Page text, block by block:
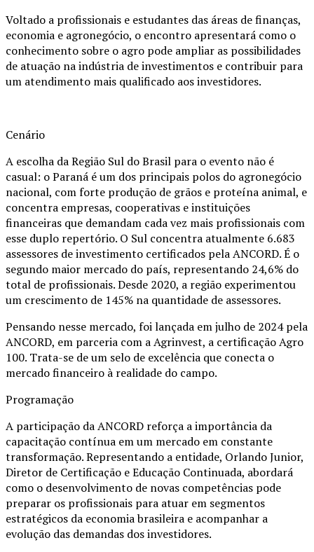
Voltado a profissionais e estudantes das áreas de finanças,
economia e agronegócio, o encontro apresentará como o
conhecimento sobre o agro pode ampliar as possibilidades
de atuação na indústria de investimentos e contribuir para
um atendimento mais qualificado aos investidores.
Cenário
A escolha da Região Sul do Brasil para o evento não é
casual: o Paraná é um dos principais polos do agronegócio
nacional, com forte produção de grãos e proteína animal, e
concentra empresas, cooperativas e instituições
financeiras que demandam cada vez mais profissionais com
esse duplo repertório. O Sul concentra atualmente 6.683
assessores de investimento certificados pela ANCORD. É o
segundo maior mercado do país, representando 24,6% do
total de profissionais. Desde 2020, a região experimentou
um crescimento de 145% na quantidade de assessores.
Pensando nesse mercado, foi lançada em julho de 2024 pela
ANCORD, em parceria com a Agrinvest, a certificação Agro
100. Trata-se de um selo de excelência que conecta o
mercado financeiro à realidade do campo.
Programação
A participação da ANCORD reforça a importância da
capacitação contínua em um mercado em constante
transformação. Representando a entidade, Orlando Junior,
Diretor de Certificação e Educação Continuada, abordará
como o desenvolvimento de novas competências pode
preparar os profissionais para atuar em segmentos
estratégicos da economia brasileira e acompanhar a
evolução das demandas dos investidores.